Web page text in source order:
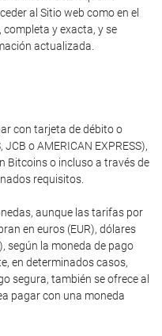
al Sitio web como en el
y exacta, y se
actualizada.
con tarjeta de débito o
JCB o AMERICAN EXPRESS),
Bitcoins o incluso a través de
requisitos.
aunque las tarifas por
en euros (EUR), dólares
según la moneda de pago
en determinados casos,
segura, también se ofrece al
pagar con una moneda